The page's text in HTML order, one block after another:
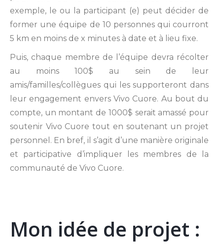
exemple, le ou la participant (e) peut décider de
former une équipe de 10 personnes qui courront
5 km en moins de x minutes à date et à lieu fixe.
Puis, chaque membre de l’équipe devra récolter
au moins 100$ au sein de leur
amis/familles/collègues qui les supporteront dans
leur engagement envers Vivo Cuore. Au bout du
compte, un montant de 1000$ serait amassé pour
soutenir Vivo Cuore tout en soutenant un projet
personnel. En bref, il s’agit d’une manière originale
et participative d’impliquer les membres de la
communauté de Vivo Cuore.
Mon idée de projet :